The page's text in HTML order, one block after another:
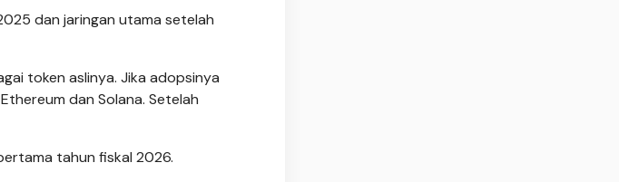
dan jaringan utama setelah
token aslinya. Jika adopsinya
dan Solana. Setelah
tahun fiskal 2026.